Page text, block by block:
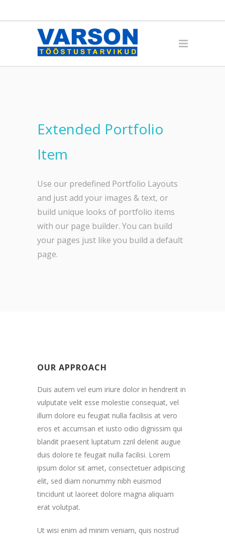
Extended Portfolio
Item
Use our predefined Portfolio Layouts
and just add your images & text, or
build unique looks of portfolio items
with our page builder. You can build
your pages just like you build a default
page.
OUR APPROACH
Duis autem vel eum iriure dolor in hendrerit in
vulputate velit esse molestie consequat, vel
illum dolore eu feugiat nulla facilisis at vero
eros et accumsan et iusto odio dignissim qui
blandit praesent luptatum zzril delenit augue
duis dolore te feugait nulla facilisi. Lorem
ipsum dolor sit amet, consectetuer adipiscing
elit, sed diam nonummy nibh euismod
tincidunt ut laoreet dolore magna aliquam
erat volutpat.
Ut wisi enim ad minim veniam, quis nostrud